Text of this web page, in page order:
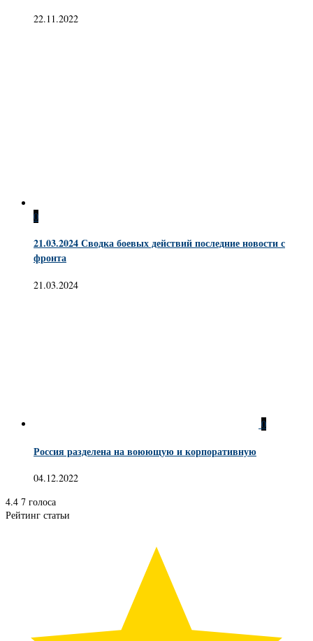
22.11.2022
0
21.03.2024 Сводка боевых действий последние новости с
фронта
21.03.2024
0
Россия разделена на воюющую и корпоративную
04.12.2022
4.4 7 голоса
Рейтинг статьи